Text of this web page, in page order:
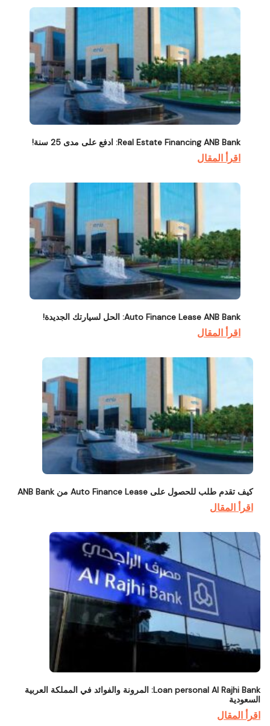
Real Estate Financing ANB Bank: ادفع على مدى 25 سنة!
اقرأ المقال
Auto Finance Lease ANB Bank: الحل لسيارتك الجديدة!
اقرأ المقال
كيف تقدم طلب للحصول على Auto Finance Lease من ANB Bank
اقرأ المقال
Loan personal Al Rajhi Bank: المرونة والفوائد في المملكة العربية
السعودية
اقرأ المقال